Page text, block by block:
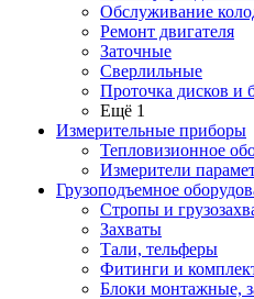
Обслуживание
Ремонт двигателя
Заточные
Сверлильные
Проточка дисков и
Ещё 1
Измерительные приборы
Тепловизионное
Измерители
Грузоподъемное
Стропы и
Захваты
Тали, тельферы
Фитинги и
Блоки монтажные,